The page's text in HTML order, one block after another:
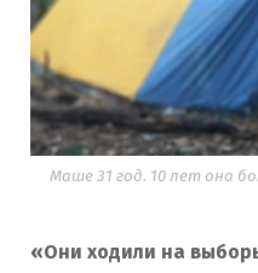
Маше 31 год. 10 лет она
«Они ходили на